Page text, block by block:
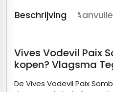
Beschrijving
Vives Vodevil Paix
kopen? Vlagsma
De Vives Vodevil Paix